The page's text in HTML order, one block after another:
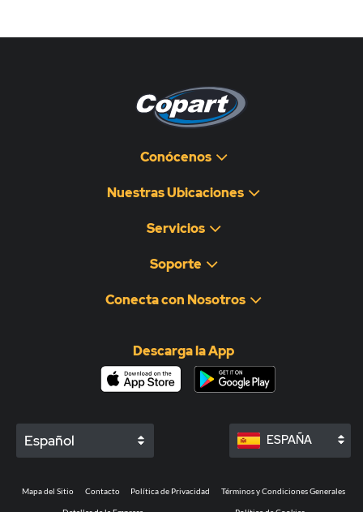
Conócenos
Nuestras Ubicaciones
Servicios
Soporte
Conecta con Nosotros
Descarga la App
Español ESPAÑA
Mapa del Sitio Contacto Política de Privacidad Términos y Condiciones Generales